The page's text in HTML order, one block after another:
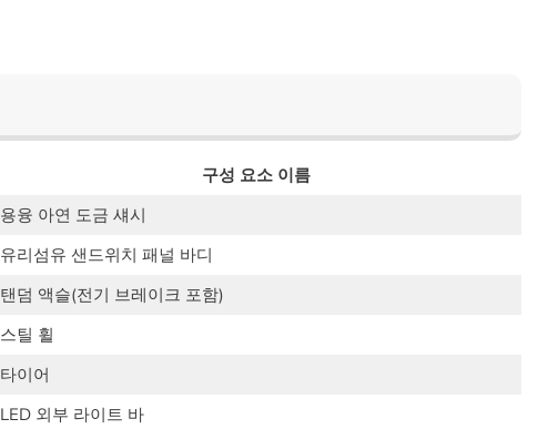
구성 요소 이름
용융 아연 도금 섀시
유리섬유 샌드위치 패널 바디
탠덤 액슬(전기 브레이크 포함)
스틸 휠
타이어
LED 외부 라이트 바